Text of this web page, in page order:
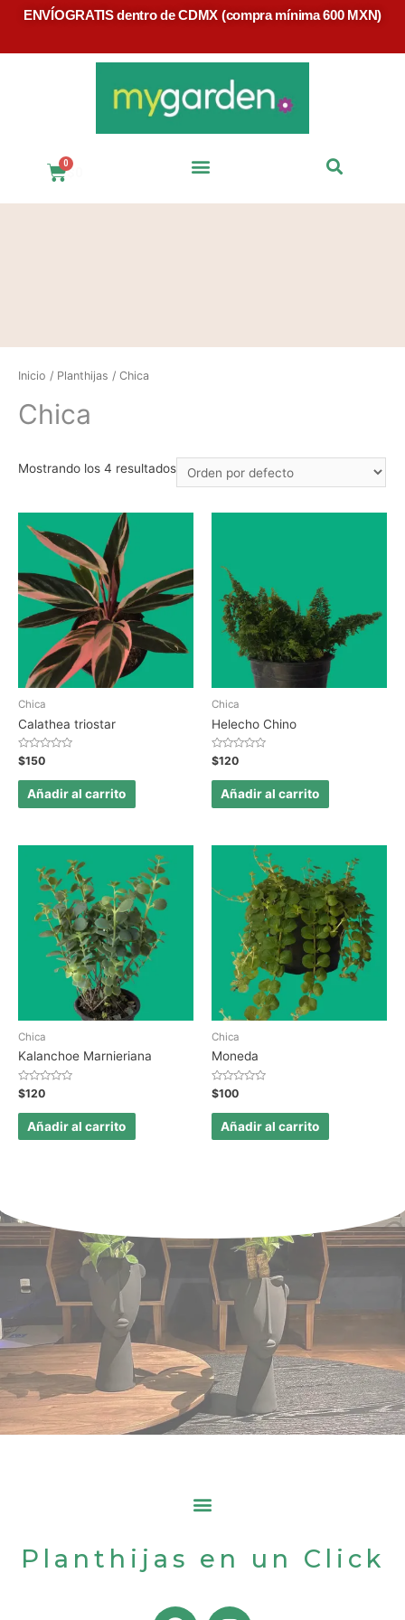
ENVÍOGRATIS dentro de CDMX (compra mínima 600 MXN)
$
Inicio / Planthijas / Chica
Chica
Mostrando los 4 resultados
Chica
Calathea triostar
Valorado
en
0
$150
Añadir al carrito
Chica
Helecho Chino
Valorado
en
0
$120
Añadir al carrito
Chica
Kalanchoe Marnieriana
Valorado
en
0
$120
Añadir al carrito
Chica
Moneda
Valorado
en
0
$100
Añadir al carrito
Planthijas en un Click